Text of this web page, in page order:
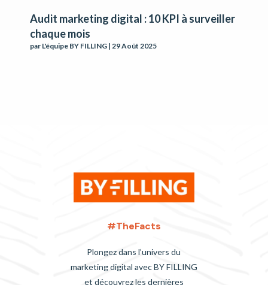
Audit marketing digital : 10 KPI à surveiller
chaque mois
par L'équipe BY FILLING | 29 Août 2025
#TheFacts
Plongez dans l’univers du
marketing digital avec BY FILLING
et découvrez les dernières